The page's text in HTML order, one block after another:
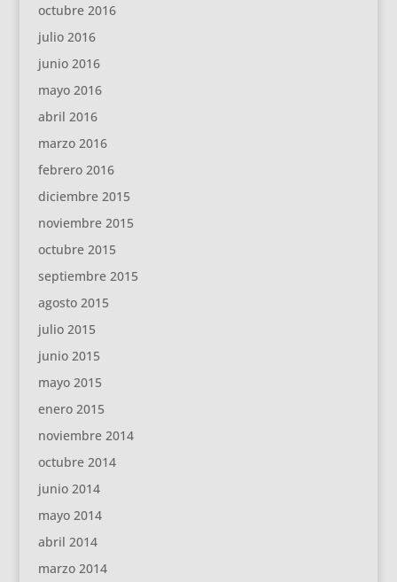
octubre 2016
julio 2016
junio 2016
mayo 2016
abril 2016
marzo 2016
febrero 2016
diciembre 2015
noviembre 2015
octubre 2015
septiembre 2015
agosto 2015
julio 2015
junio 2015
mayo 2015
enero 2015
noviembre 2014
octubre 2014
junio 2014
mayo 2014
abril 2014
marzo 2014